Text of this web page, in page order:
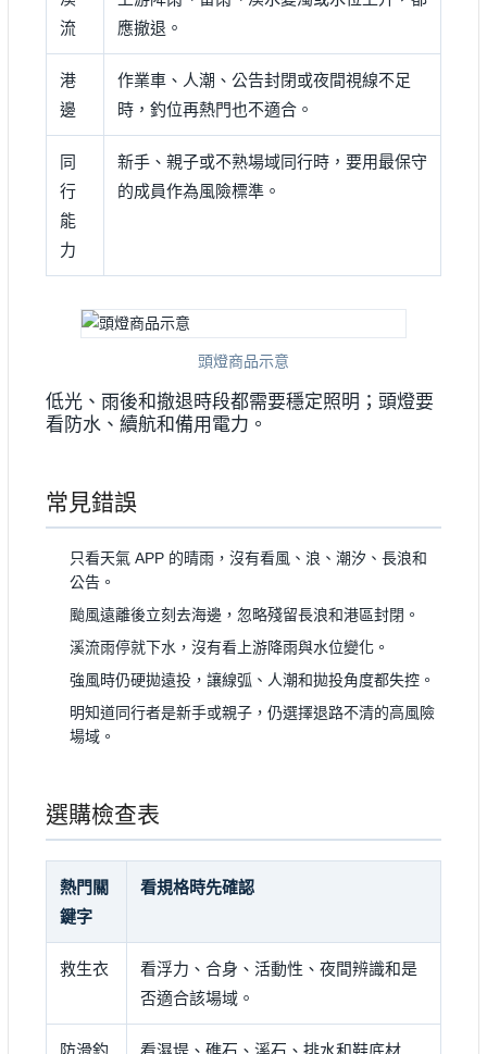
流
應撤退。
港
邊
作業車、人潮、公告封閉或夜間視線不足
時，釣位再熱門也不適合。
同
行
能
力
新手、親子或不熟場域同行時，要用最保守
的成員作為風險標準。
頭燈商品示意
低光、雨後和撤退時段都需要穩定照明；頭燈要
看防水、續航和備用電力。
常見錯誤
只看天氣 APP 的晴雨，沒有看風、浪、潮汐、長浪和
公告。
颱風遠離後立刻去海邊，忽略殘留長浪和港區封閉。
溪流雨停就下水，沒有看上游降雨與水位變化。
強風時仍硬拋遠投，讓線弧、人潮和拋投角度都失控。
明知道同行者是新手或親子，仍選擇退路不清的高風險
場域。
選購檢查表
熱門關
鍵字
看規格時先確認
救生衣
看浮力、合身、活動性、夜間辨識和是
否適合該場域。